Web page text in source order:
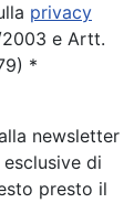
privacy
2003 e Artt.
*
newsletter
di
presto il